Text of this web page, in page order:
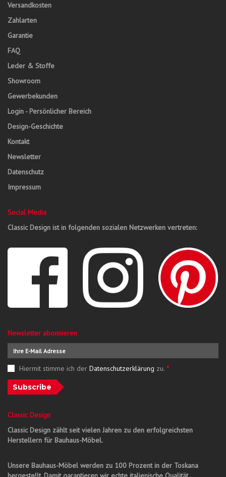
Versandkosten
Zahlarten
Garantie
FAQ
Leder & Stoffe
Showroom
Gewerbekunden
Login - Persönlicher Bereich
Design-Geschichte
Kontakt
Newsletter
Datenschutz
Impressum
Social Media
Classic Design ist in folgenden sozialen Netzwerken vertreten:
Newsletter abonnieren
Hiermit stimme ich der Datenschutzerklärung zu. *
Subscribe
Classic Design
Classic Design zählt seit vielen Jahren zu den erfolgreichsten
Herstellern für Bauhaus-Möbel.
Unsere Bauhaus-Möbel werden zu 100 Prozent in der Toskana